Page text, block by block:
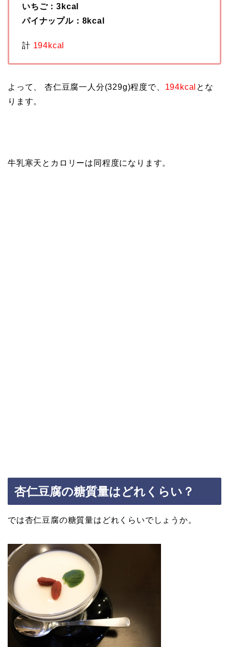
いちご：3kcal
パイナップル：8kcal
計 194kcal
よって、 杏仁豆腐一人分(329g)程度で、 194kcal とな
ります。
牛乳寒天とカロリーは同程度になります。
杏仁豆腐の糖質量はどれくらい？
では杏仁豆腐の糖質量はどれくらいでしょうか。